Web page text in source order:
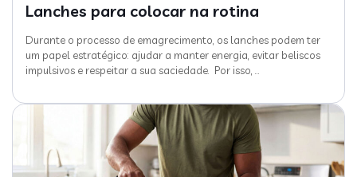
Lanches para colocar na rotina
Durante o processo de emagrecimento, os lanches podem ter
um papel estratégico: ajudar a manter energia, evitar beliscos
impulsivos e respeitar a sua saciedade. Por isso, …